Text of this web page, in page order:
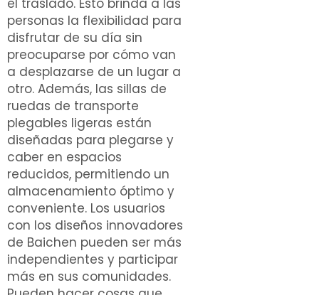
el traslado. Esto brinda a las
personas la flexibilidad para
disfrutar de su día sin
preocuparse por cómo van
a desplazarse de un lugar a
otro. Además, las sillas de
ruedas de transporte
plegables ligeras están
diseñadas para plegarse y
caber en espacios
reducidos, permitiendo un
almacenamiento óptimo y
conveniente. Los usuarios
con los diseños innovadores
de Baichen pueden ser más
independientes y participar
más en sus comunidades.